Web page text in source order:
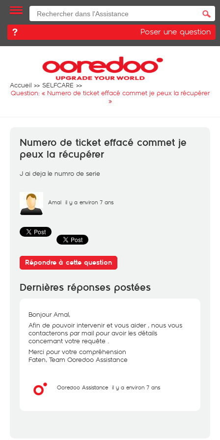
Poser une question
Accueil
SELFCARE
Question: « Numero de ticket effacé commet je peux la récupérer
»
Numero de ticket effacé commet je
peux la récupérer
J ai deja le numro de serie
Amal il y a environ 7 ans
Répondre à cette question
Dernières réponses postées
Bonjour Amal,
Afin de pouvoir intervenir et vous aider , nous vous
contacterons par mail pour avoir les détails
concernant votre requête .
Merci pour votre compréhension
Faten, Team Ooredoo Assistance
Ooredoo Assistance il y a environ 7 ans